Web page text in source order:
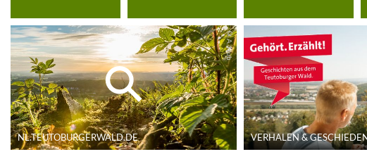
© A. Hub
NL.TEUTOBURGERWALD.DE VERHALEN &